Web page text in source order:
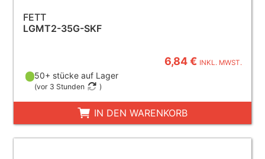
FETT
LGMT2-35G-SKF
6,84 € INKL. MWST.
50+ stücke auf Lager
(vor 3 Stunden )
IN DEN WARENKORB